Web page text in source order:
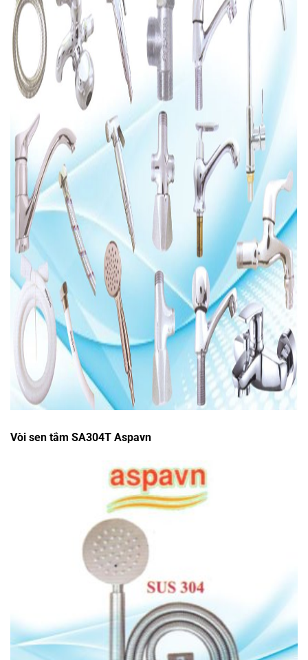
Vòi sen tắm SA304T Aspavn